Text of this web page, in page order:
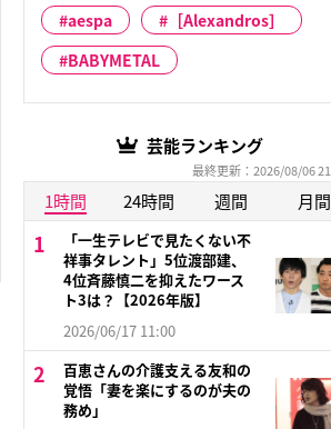
aespa
［Alexandros］
BABYMETAL
芸能ランキング
最終更新：2026/08/06
1時間 24時間 週間 月間
「一生テレビで見たくない不
祥事タレント」5位渡部建、
4位斉藤慎二を抑えたワース
ト3は？【2026年版】
2026/06/17 11:00
百恵さんの介護支える友和の
覚悟「妻を楽にするのが夫の
務め」